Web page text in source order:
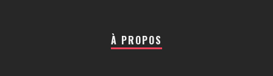
À PROPOS